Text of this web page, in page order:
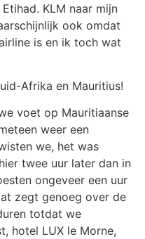
KLM naar mijn
ook omdat
is en ik toch wat
voet op Mauritiaanse
weer een
we, het was
twee uur later dan in
ongeveer een uur
zegt genoeg over de
totdat we
hotel LUX le Morne,